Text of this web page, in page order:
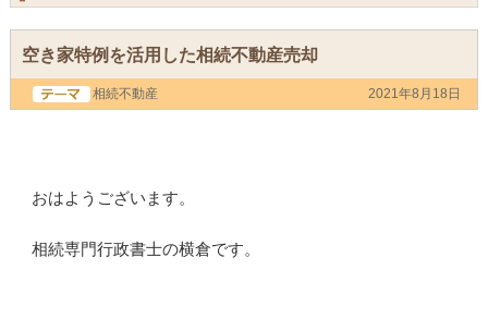
空き家特例を活用した相続不動産売却
相続不動産 2021年8月18日
おはようございます。
相続専門行政書士の横倉です。